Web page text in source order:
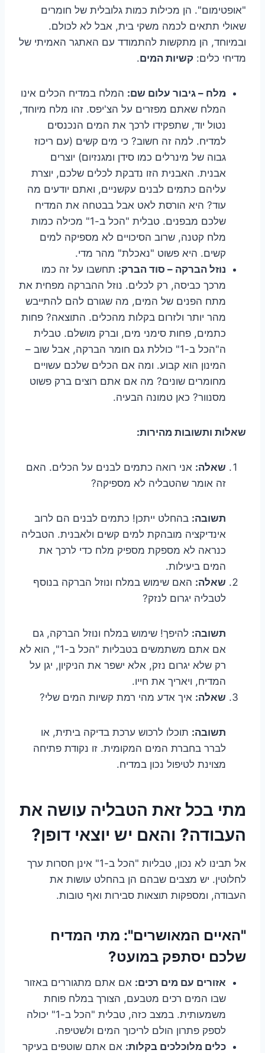
"אופטימום". הן מכילות כמות גלובלית של חומרים
שאולי תתאים לכמה משקי בית, אבל לא לכולם.
ובמיוחד, הן מתקשות להתמודד עם האתגר האמיתי של
מדיחי כלים: קשיות המים.
מלח – גיבור עלום שם: המלח במדיח הכלים אינו
המלח שאתם מפזרים על הצ'יפס. זהו מלח מיוחד,
נטול יוד, שתפקידו לרכך את המים הנכנסים
למדיח. למה זה חשוב? כי מים קשים (עם ריכוז
גבוה של מינרלים כמו סידן ומגנזיום) יוצרים
אבנית. האבנית הזו נדבקת לכלים שלכם, יוצרת
עליהם כתמים לבנים עקשניים, ואתם יודעים מה
עוד? היא הורסת לאט אבל בבטחה את המדיח
שלכם מבפנים. טבלית "הכל ב-1" מכילה כמות
מלח קטנה, שרוב הסיכויים לא מספיקה למים
קשים. היא פשוט "נאכלת" מהר מדי.
נוזל הברקה – סוד הברק: תחשבו על זה כמו
מרכך כביסה, רק לכלים. נוזל ההברקה מפחית את
מתח הפנים של המים, מה שגורם להם להתייבש
מהר יותר ולזרום בקלות מהכלים. התוצאה? פחות
כתמים, פחות סימני מים, וברק מושלם. טבלית
ה"הכל ב-1" כוללת גם חומר הברקה, אבל שוב –
המינון הוא קבוע. ומה אם הכלים שלכם עשויים
מחומרים שונים? מה אם אתם רוצים ברק פשוט
מסנוור? כאן טמונה הבעיה.
שאלות ותשובות מהירות:
שאלה: אני רואה כתמים לבנים על הכלים. האם
זה אומר שהטבליה לא מספיקה?
תשובה: בהחלט ייתכן! כתמים לבנים הם לרוב
אינדיקציה מובהקת למים קשים ולאבנית. הטבליה
כנראה לא מספקת מספיק מלח כדי לרכך את
המים ביעילות.
שאלה: האם שימוש במלח ונוזל הברקה בנוסף
לטבליה יגרום לנזק?
תשובה: להיפך! שימוש במלח ונוזל הברקה, גם
אם אתם משתמשים בטבליות "הכל ב-1", הוא לא
רק שלא יגרום נזק, אלא ישפר את הניקיון, יגן על
המדיח, ויאריך את חייו.
שאלה: איך אדע מהי רמת קשיות המים שלי?
תשובה: תוכלו לרכוש ערכת בדיקה ביתית, או
לברר בחברת המים המקומית. זו נקודת פתיחה
מצוינת לטיפול נכון במדיח.
מתי בכל זאת הטבליה עושה את
העבודה? והאם יש יוצאי דופן?
אל תבינו לא נכון, טבליות "הכל ב-1" אינן חסרות ערך
לחלוטין. יש מצבים שבהם הן בהחלט עושות את
העבודה, ומספקות תוצאות סבירות ואף טובות.
"האיים המאושרים": מתי המדיח
שלכם יסתפק במועט?
אזורים עם מים רכים: אם אתם מתגוררים באזור
שבו המים רכים מטבעם, הצורך במלח פוחת
משמעותית. במצב כזה, טבלית "הכל ב-1" יכולה
לספק פתרון הולם לריכוך המים ולשטיפה.
כלים מלוכלכים בקלות: אם אתם שוטפים בעיקר